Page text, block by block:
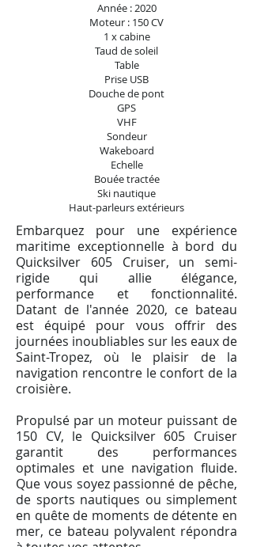
Année : 2020
Moteur : 150 CV
1 x cabine
Taud de soleil
Table
Prise USB
Douche de pont
GPS
VHF
Sondeur
Wakeboard
Echelle
Bouée tractée
Ski nautique
Haut-parleurs extérieurs
Embarquez pour une expérience
maritime exceptionnelle à bord du
Quicksilver 605 Cruiser, un semi-
rigide qui allie élégance,
performance et fonctionnalité.
Datant de l'année 2020, ce bateau
est équipé pour vous offrir des
journées inoubliables sur les eaux de
Saint-Tropez, où le plaisir de la
navigation rencontre le confort de la
croisière.
Propulsé par un moteur puissant de
150 CV, le Quicksilver 605 Cruiser
garantit des performances
optimales et une navigation fluide.
Que vous soyez passionné de pêche,
de sports nautiques ou simplement
en quête de moments de détente en
mer, ce bateau polyvalent répondra